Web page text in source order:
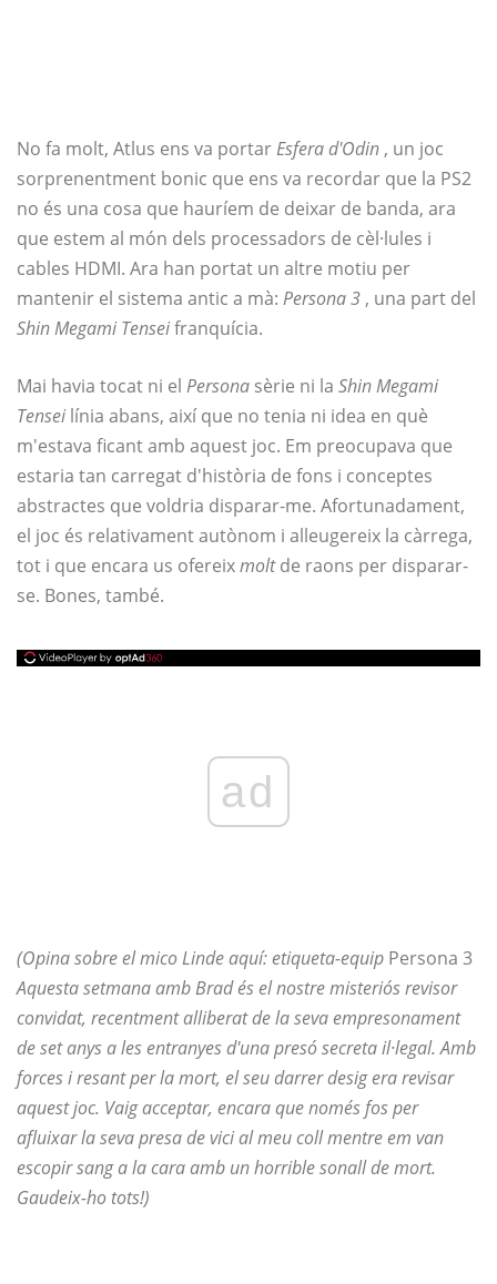
No fa molt, Atlus ens va portarEsfera d'Odin , un joc
sorprenentment bonic que ens va recordar que la PS2
no és una cosa que hauríem de deixar de banda, ara
que estem al món dels processadors de cèl·lules i
cables HDMI. Ara han portat un altre motiu per
mantenir el sistema antic a mà: Persona 3 , una part del
Shin Megami Tenseifranquícia.
Mai havia tocat ni el Persona sèrie ni la Shin Megami
Tensei línia abans, així que no tenia ni idea en què
m'estava ficant amb aquest joc. Em preocupava que
estaria tan carregat d'història de fons i conceptes
abstractes que voldria disparar-me. Afortunadament,
el joc és relativament autònom i alleugereix la càrrega,
tot i que encara us ofereixmoltde raons per disparar-
se. Bones, també.
ad
(Opina sobre el mico Linde aquí: etiqueta-equip Persona 3
Aquesta setmana amb Brad és el nostre misteriós revisor
convidat, recentment alliberat de la seva empresonament
de set anys a les entranyes d'una presó secreta il·legal. Amb
forces i resant per la mort, el seu darrer desig era revisar
aquest joc. Vaig acceptar, encara que només fos per
afluixar la seva presa de vici al meu coll mentre em van
escopir sang a la cara amb un horrible sonall de mort.
Gaudeix-ho tots!)